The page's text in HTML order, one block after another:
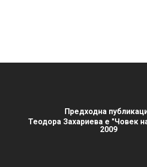
Предходна
Теодора Захариева е "Човек
2009